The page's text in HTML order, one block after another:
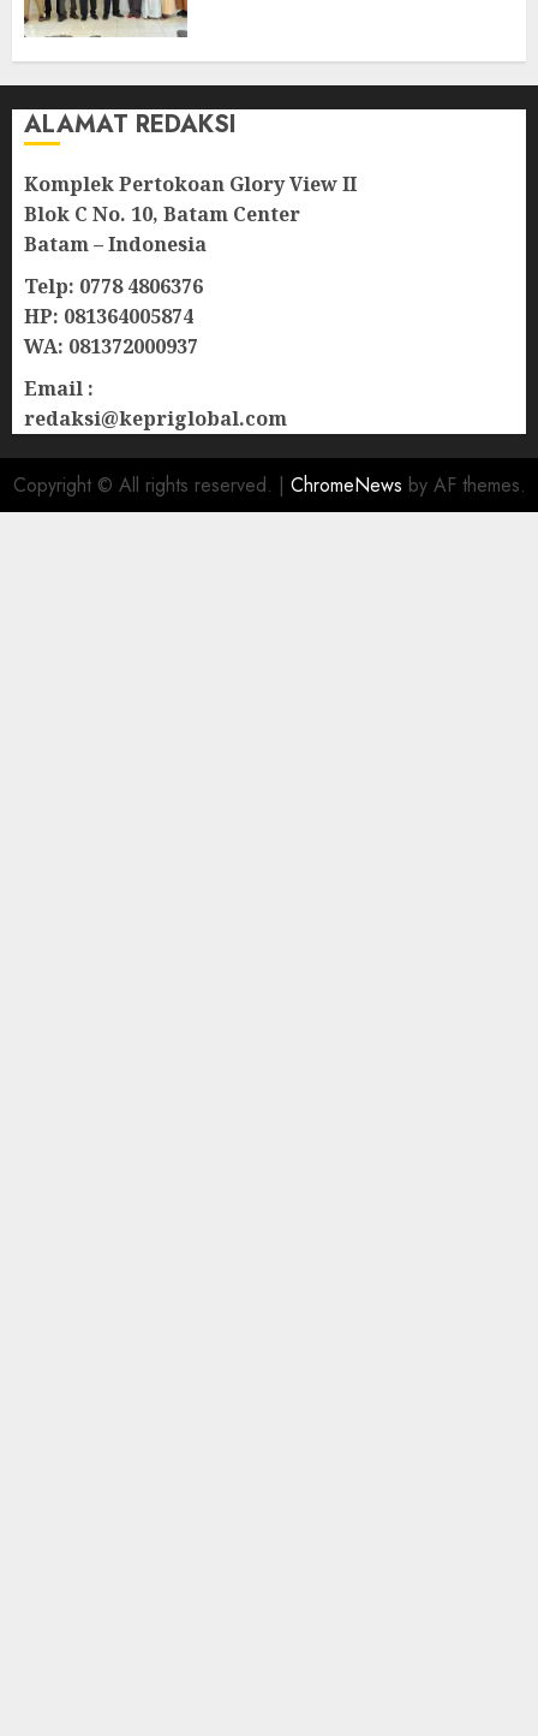
08/08/2026 0
ALAMAT REDAKSI
Komplek Pertokoan Glory View II
Blok C No. 10, Batam Center
Batam – Indonesia
Telp: 0778 4806376
HP: 081364005874
WA: 081372000937
Email :
redaksi@kepriglobal.com
Copyright © All rights reserved. | ChromeNews by AF themes.